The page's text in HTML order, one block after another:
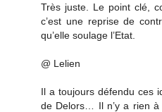
Très juste. Le point clé,
c’est une reprise de
qu’elle soulage l’Etat.
@ Lelien
Il a toujours défendu ces
de Delors… Il n’y a rien